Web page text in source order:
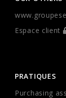
Espace client
PRATIQUES
Purchasing